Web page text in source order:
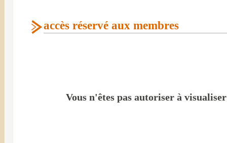
accès réservé aux membres
Vous n'êtes pas autoriser à